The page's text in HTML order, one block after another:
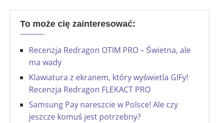
To może cię zainteresować:
Recenzja Redragon OTIM PRO – Świetna, ale
ma wady
Klawiatura z ekranem, który wyświetla GIFy!
Recenzja Redragon FLEKACT PRO
Samsung Pay nareszcie w Polsce! Ale czy
jeszcze komuś jest potrzebny?